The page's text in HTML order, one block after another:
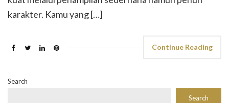
karakter. Kamu yang […]
Continue Reading
Search
Search